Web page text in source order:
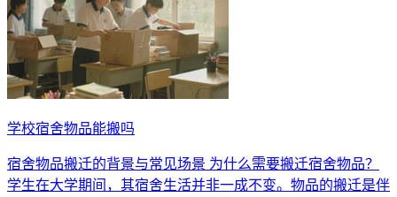
学校宿舍物品能搬吗
宿舍物品搬迁的背景与常见场景 为什么需要搬迁宿舍物品？
学生在大学期间，其宿舍生活并非一成不变。物品的搬迁是伴